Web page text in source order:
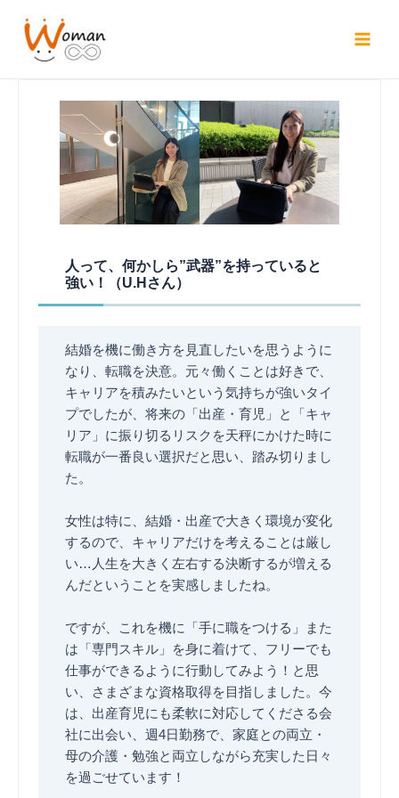
人って、何かしら”武器”を持っていると
強い！
（U.Hさん）
結婚を機に働き方を見直したいを思うように
なり、転職を決意。元々働くことは好きで、
キャリアを積みたいという気持ちが強いタイ
プでしたが、将来の「出産・育児」と「キャ
リア」に振り切るリスクを天秤にかけた時に
転職が一番良い選択だと思い、踏み切りまし
た。
女性は特に、結婚・出産で大きく環境が変化
するので、キャリアだけを考えることは厳し
い…人生を大きく左右する決断するが増える
んだということを実感しましたね。
ですが、これを機に「手に職をつける」また
は「専門スキル」を身に着けて、フリーでも
仕事ができるように行動してみよう！と思
い、さまざまな資格取得を目指しました。今
は、出産育児にも柔軟に対応してくださる会
社に出会い、週4日勤務で、家庭との両立・
母の介護・勉強と両立しながら充実した日々
を過ごせています！